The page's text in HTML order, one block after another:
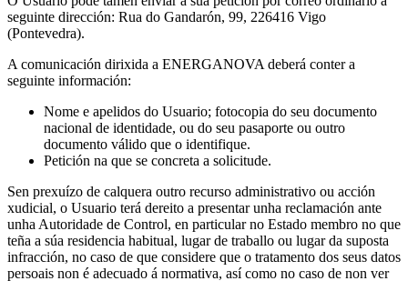
seguinte dirección: Rua do Gandarón, 99, 226416 Vigo
(Pontevedra).
A comunicación dirixida a ENERGANOVA deberá conter a
seguinte información:
Nome e apelidos do Usuario; fotocopia do seu documento
nacional de identidade, ou do seu pasaporte ou outro
documento válido que o identifique.
Petición na que se concreta a solicitude.
Sen prexuízo de calquera outro recurso administrativo ou acción
xudicial, o Usuario terá dereito a presentar unha reclamación ante
unha Autoridade de Control, en particular no Estado membro no que
teña a súa residencia habitual, lugar de traballo ou lugar da suposta
infracción, no caso de que considere que o tratamento dos seus datos
persoais non é adecuado á normativa, así como no caso de non ver